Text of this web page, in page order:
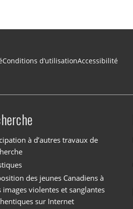
Conditions d’utilisationAccessibilité
à d’autres travaux de
des jeunes Canadiens à
images violentes et sanglantes
sur Internet